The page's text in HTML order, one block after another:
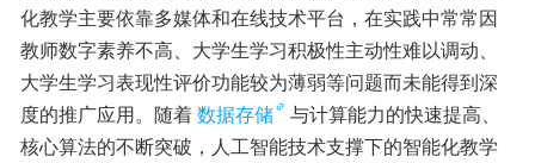
化教学主要依靠多媒体和在线技术平台，在实践中常常因
教师数字素养不高、大学生学习积极性主动性难以调动、
大学生学习表现性评价功能较为薄弱等问题而未能得到深
度的推广应用。随着数据存储
与计算能力的快速提高、
核心算法的不断突破，人工智能技术支撑下的智能化教学